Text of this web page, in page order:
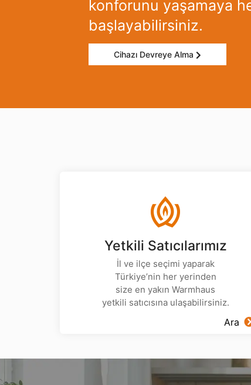
konforunu yaşamaya
başlayabilirsiniz.
Cihazı Devreye Alma
Yetkili Satıcılarımız
İl ve ilçe seçimi yaparak
Türkiye’nin her yerinden
size en yakın Warmhaus
yetkili satıcısına ulaşabilirsiniz.
Ara